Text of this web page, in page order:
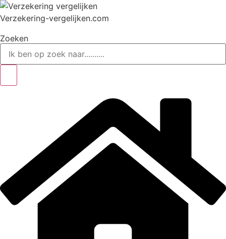
Ga
naar
inhoud
Verzekering-vergelijken.com
Zoeken